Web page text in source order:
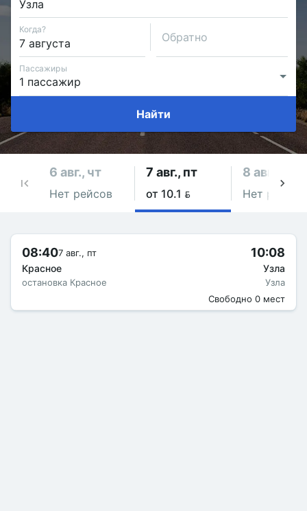
Когда?
Обратно
Пассажиры
Найти
6 авг., чт
Нет рейсов
7 авг., пт
от 10.1 
8 авг., сб
Нет рейсов
08:407 авг., пт
Красное
остановка Красное
10:08
Узла
Узла
Свободно 0 мест